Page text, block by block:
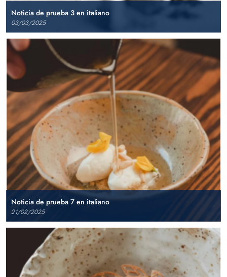
Noticia de prueba 3 en italiano
03/03/2025
Noticia de prueba 7 en italiano
21/02/2025